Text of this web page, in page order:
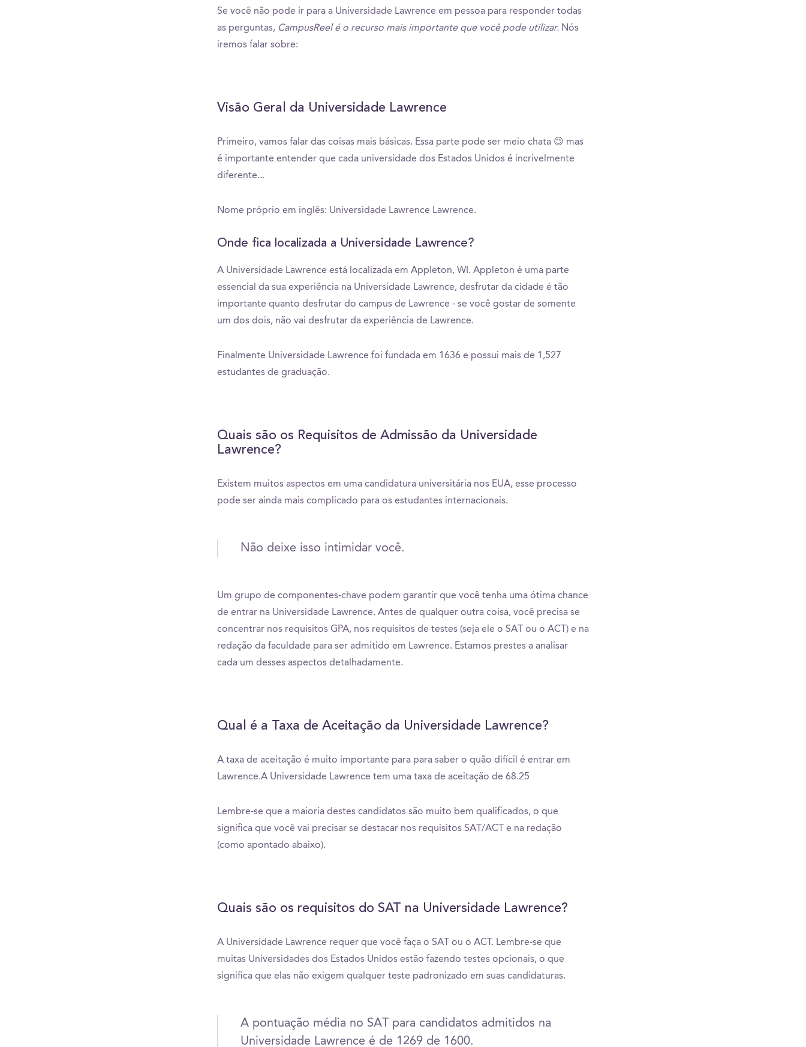
Se você não pode ir para a Universidade Lawrence em pessoa para responder todas
as perguntas, CampusReel é o recurso mais importante que você pode utilizar. Nós
iremos falar sobre:
Visão Geral da Universidade Lawrence
Primeiro, vamos falar das coisas mais básicas. Essa parte pode ser meio chata 😉 mas
é importante entender que cada universidade dos Estados Unidos é incrivelmente
diferente...
Nome próprio em inglês: Universidade Lawrence Lawrence.
Onde fica localizada a Universidade Lawrence?
A Universidade Lawrence está localizada em Appleton, WI. Appleton é uma parte
essencial da sua experiência na Universidade Lawrence, desfrutar da cidade é tão
importante quanto desfrutar do campus de Lawrence - se você gostar de somente
um dos dois, não vai desfrutar da experiência de Lawrence.
Finalmente Universidade Lawrence foi fundada em 1636 e possui mais de 1,527
estudantes de graduação.
Quais são os Requisitos de Admissão da Universidade
Lawrence?
Existem muitos aspectos em uma candidatura universitária nos EUA, esse processo
pode ser ainda mais complicado para os estudantes internacionais.
Não deixe isso intimidar você.
Um grupo de componentes-chave podem garantir que você tenha uma ótima chance
de entrar na Universidade Lawrence. Antes de qualquer outra coisa, você precisa se
concentrar nos requisitos GPA, nos requisitos de testes (seja ele o SAT ou o ACT) e na
redação da faculdade para ser admitido em Lawrence. Estamos prestes a analisar
cada um desses aspectos detalhadamente.
Qual é a Taxa de Aceitação da Universidade Lawrence?
A taxa de aceitação é muito importante para para saber o quão difícil é entrar em
Lawrence.A Universidade Lawrence tem uma taxa de aceitação de 68.25
Lembre-se que a maioria destes candidatos são muito bem qualificados, o que
significa que você vai precisar se destacar nos requisitos SAT/ACT e na redação
(como apontado abaixo).
Quais são os requisitos do SAT na Universidade Lawrence?
A Universidade Lawrence requer que você faça o SAT ou o ACT. Lembre-se que
muitas Universidades dos Estados Unidos estão fazendo testes opcionais, o que
significa que elas não exigem qualquer teste padronizado em suas candidaturas.
A pontuação média no SAT para candidatos admitidos na
Universidade Lawrence é de 1269 de 1600.